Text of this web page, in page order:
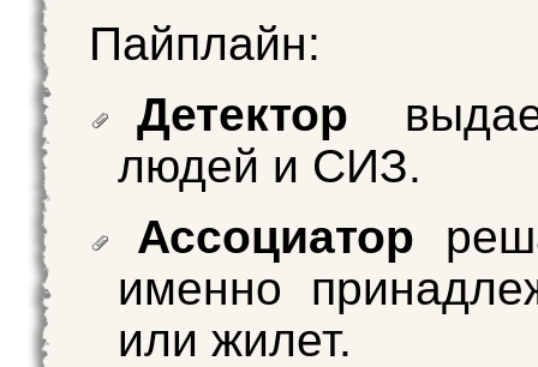
Пайплайн:
Детектор
людей и СИЗ.
Ассоциатор
именно
или жилет.